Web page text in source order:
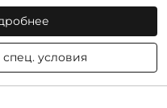
Получить спец. условия